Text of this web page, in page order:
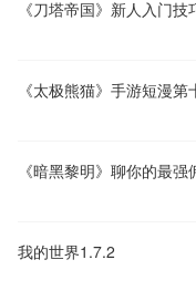
《太极熊猫》手游短漫第
我的世界1.7.2